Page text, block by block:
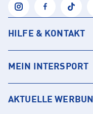
HILFE & KONTAKT
MEIN INTERSPORT
AKTUELLE